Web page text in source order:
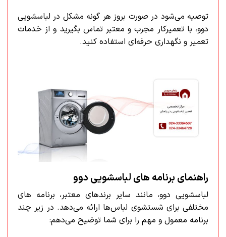
توصیه می‌شود در صورت بروز هر گونه مشکل در لباسشویی
دوو، با تعمیرکار مجرب و معتبر تماس بگیرید و از خدمات
تعمیر و نگهداری حرفه‌ای استفاده کنید.
راهنمای برنامه های لباسشویی دوو
لباسشویی دوو، مانند سایر برندهای معتبر، برنامه های
مختلفی برای شستشوی لباس‌ها ارائه می‌دهد. در زیر چند
برنامه معمول و مهم را برای شما توضیح می‌دهم: